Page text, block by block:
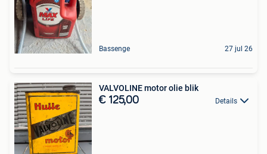
Bassenge 27 jul 26
VALVOLINE motor olie blik
€ 125,00 Details